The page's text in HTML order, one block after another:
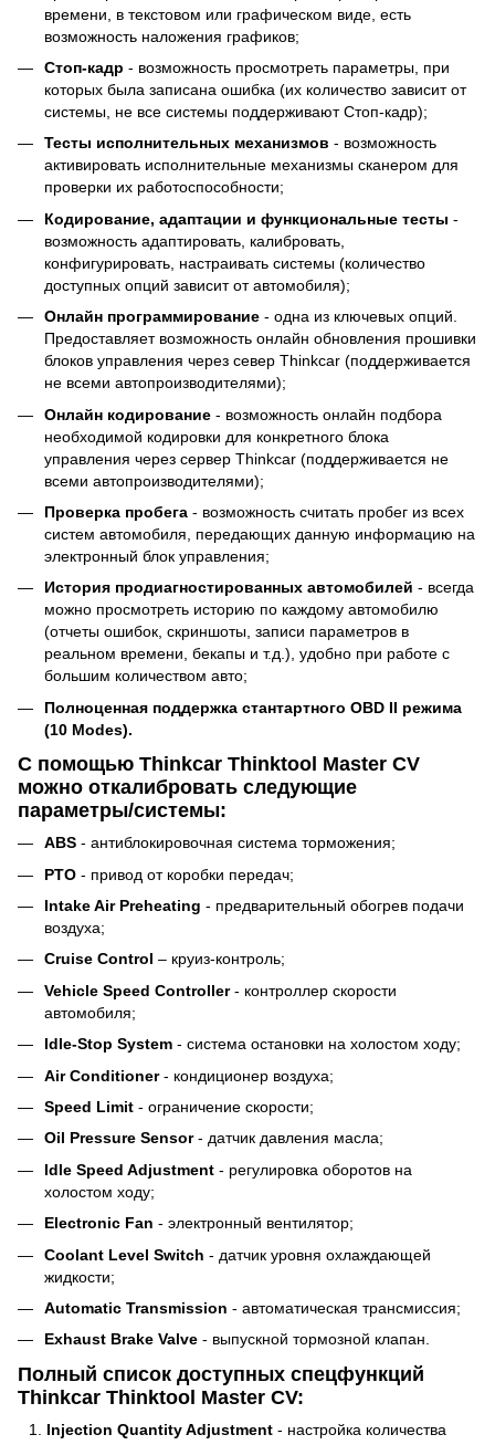
времени, в текстовом или графическом виде, есть
возможность наложения графиков;
Cтоп-кадр - возможность просмотреть параметры, при
которых была записана ошибка (их количество зависит от
системы, не все системы поддерживают Стоп-кадр);
Тесты исполнительных механизмов - возможность
активировать исполнительные механизмы сканером для
проверки их работоспособности;
Кодирование, адаптации и функциональные тесты -
возможность адаптировать, калибровать,
конфигурировать, настраивать системы (количество
доступных опций зависит от автомобиля);
Онлайн программирование - одна из ключевых опций.
Предоставляет возможность онлайн обновления прошивки
блоков управления через север Thinkcar (поддерживается
не всеми автопроизводителями);
Онлайн кодирование - возможность онлайн подбора
необходимой кодировки для конкретного блока
управления через сервер Thinkcar (поддерживается не
всеми автопроизводителями);
Проверка пробега - возможность считать пробег из всех
систем автомобиля, передающих данную информацию на
электронный блок управления;
История продиагностированных автомобилей - всегда
можно просмотреть историю по каждому автомобилю
(отчеты ошибок, скриншоты, записи параметров в
реальном времени, бекапы и т.д.), удобно при работе с
большим количеством авто;
Полноценная поддержка стантартного OBD II режима
(10 Modes).
С помощью Thinkcar Thinktool Master CV
можно откалибровать следующие
параметры/системы:
ABS - антиблокировочная система торможения;
PTO - привод от коробки передач;
Intake Air Preheating - предварительный обогрев подачи
воздуха;
Cruise Control – круиз-контроль;
Vehicle Speed Controller- контроллер скорости
автомобиля;
Idle-Stop System - система остановки на холостом ходу;
Air Conditioner- кондиционер воздуха;
Speed Limit - ограничение скорости;
Oil Pressure Sensor- датчик давления масла;
Idle Speed Adjustment - регулировка оборотов на
холостом ходу;
Electronic Fan - электронный вентилятор;
Coolant Level Switch - датчик уровня охлаждающей
жидкости;
Automatic Transmission - автоматическая трансмиссия;
Exhaust Brake Valve - выпускной тормозной клапан.
Полный список доступных спецфункций
Thinkcar Thinktool Master CV:
Injection Quantity Adjustment - настройка количества